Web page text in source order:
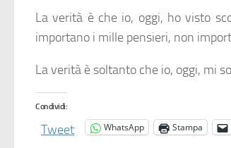
La verità è che io, oggi, ho visto
importano i mille pensieri, non
La verità è soltanto che io, oggi, mi
Condividi:
Tweet WhatsApp Stampa